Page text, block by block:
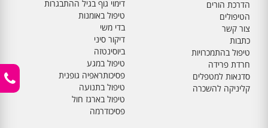
הדרכת הורים
הטיפולים
צור קשר
כתבות
טיפול בהתמכרויות
חרדת פרידה
סדנאות למטפלים
קליניקה להשכרה
דימוי גוף בגיל ההתבגרות
טיפול באומנות
בדי משי
דיקור סיני
ביוסינטזה
טיפול במגע
פסיכותראפיה גופנית
טיפול בתנועה
טיפול בארגז חול
פסיכודרמה